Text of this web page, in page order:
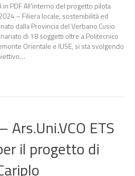
in PDF All’interno del progetto pilota
– Filiera locale, sostenibilità ed
dalla Provincia del Verbano Cusio
di 18 soggetti oltre a Politecnico
Orientale e IUSE, si sta svolgendo
Ars.Uni.VCO ETS
il progetto di